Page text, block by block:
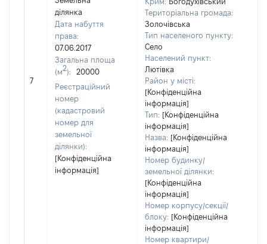
7
ділянка
Дата набуття
права:
07.06.2017
Загальна площа
(м2):
20000
Реєстраційний
номер
(кадастровий
номер для
земельної
ділянки):
[Конфіденційна
інформація]
Територіальна громада:
Золочівська
Тип населеного пункту:
Село
Населений пункт:
Лютівка
Район у місті:
[Конфіденційна
інформація]
Тип: [Конфіденційна
інформація]
Назва: [Конфіденційна
інформація]
Номер будинку/
земельної ділянки:
[Конфіденційна
інформація]
Номер корпусу/секції/
блоку: [Конфіденційна
інформація]
Номер квартири/